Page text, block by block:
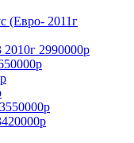
(Евро- 2011г
2990000р